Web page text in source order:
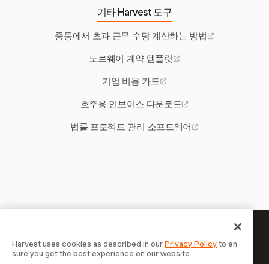
기타 Harvest 도구
중동에서 초과 근무 수당 계산하는 방법
노르웨이 계약 템플릿
기업 비용 카드
호주용 인보이스 다운로드
법률 프로젝트 관리 소프트웨어
당신의 시간은 기록할 가치가 있
습니다 — 지금 시작하세요
Harvest uses cookies as described in ourPrivacy Policyto en
sure you get the best experience on our website.